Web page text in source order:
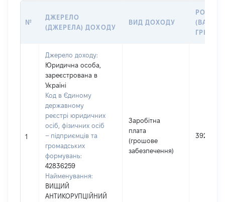
№
ДЖЕРЕЛО
(ДЖЕРЕЛА) ДОХОДУ
ВИД ДОХОДУ
РОЗМІР
ГРН
1
Джерело доходу:
Юридична особа,
зареєстрована в
Україні
Код в Єдиному
державному
реєстрі юридичних
осіб, фізичних осіб
– підприємців та
громадських
формувань:
42836259
Найменування:
ВИЩИЙ
АНТИКОРУПЦІЙНИЙ
Заробітна
плата
(грошове
забезпечення)
3928387